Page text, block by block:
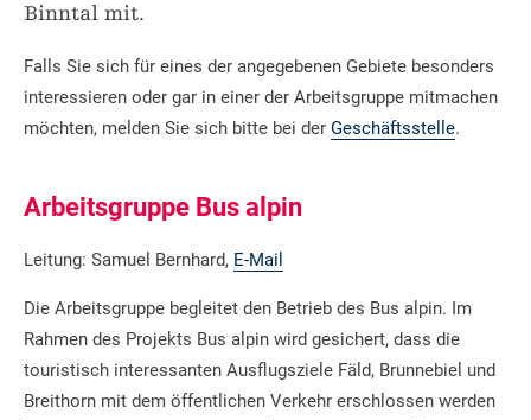
Binntal mit.
Falls Sie sich für eines der angegebenen Gebiete besonders
interessieren oder gar in einer der Arbeitsgruppe mitmachen
möchten, melden Sie sich bitte bei der Geschäftsstelle.
Arbeitsgruppe Bus alpin
Leitung: Samuel Bernhard, E-Mail
Die Arbeitsgruppe begleitet den Betrieb des Bus alpin. Im
Rahmen des Projekts Bus alpin wird gesichert, dass die
touristisch interessanten Ausflugsziele Fäld, Brunnebiel und
Breithorn mit dem öffentlichen Verkehr erschlossen werden